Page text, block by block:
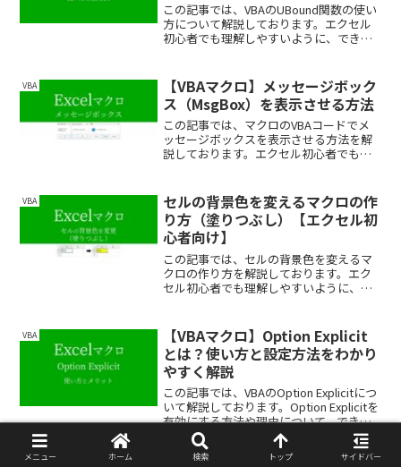
この記事では、VBAのUBound関数の使い
方について解説しております。エクセル
初心者でも理解しやすいように、できる
い。
VBA
【VBAマクロ】メッセージボック
ス（MsgBox）を表示させる方法
この記事では、マクロのVBAコードでメ
ッセージボックスを表示させる方法を解
説しております。エクセル初心者でも理
で読んでいってください。
VBA
セルの背景色を変えるマクロの作
り方（塗りつぶし）【エクセル初
心者向け】
この記事では、セルの背景色を変えるマ
クロの作り方を解説しております。エク
セル初心者でも理解しやすいように、で
い。
VBA
【VBAマクロ】Option Explicit
とは？使い方と設定方法をわかり
やすく解説
この記事では、VBAのOption Explicitにつ
いて解説しております。Option Explicitを
有効にする方法や理由について、できる
だけわかりやすく解説しておりますの
で、ぜひ最後まで読んでいってくださ
メニュー ホーム 検索 トップ サイドバー